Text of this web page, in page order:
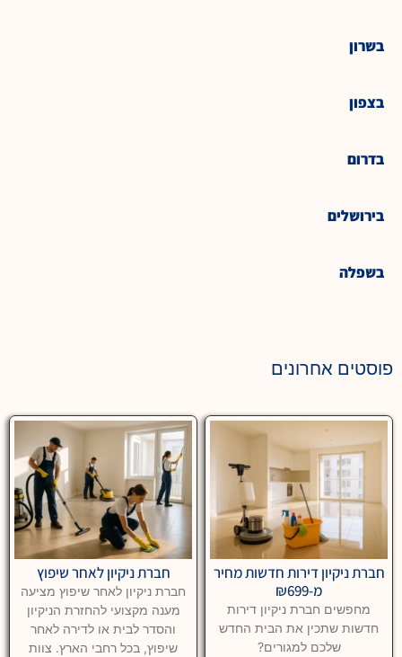
בשרון
בצפון
בדרום
בירושלים
בשפלה
פוסטים אחרונים
חברת ניקיון דירות חדשות מחיר
מ-₪699
מחפשים חברת ניקיון דירות
חדשות שתכין את הבית החדש
שלכם למגורים?
חברת ניקיון לאחר שיפוץ
חברת ניקיון לאחר שיפוץ מציעה
מענה מקצועי להחזרת הניקיון
והסדר לבית או לדירה לאחר
שיפוץ, בכל רחבי הארץ. צוות